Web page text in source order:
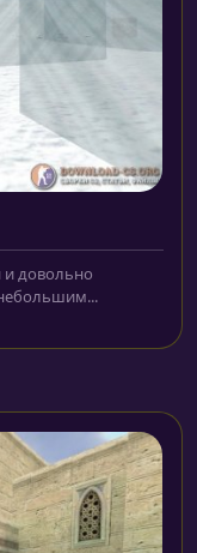
и довольно